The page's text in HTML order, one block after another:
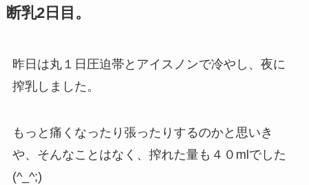
断乳2日目。
昨日は丸１日圧迫帯とアイスノンで冷やし、夜に
搾乳しました。
もっと痛くなったり張ったりするのかと思いき
や、そんなことはなく、搾れた量も４０mlでした
(^_^;)